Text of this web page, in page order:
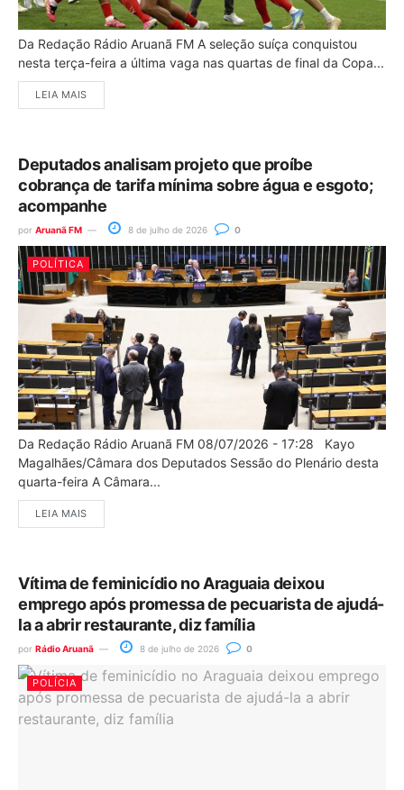
Da Redação Rádio Aruanã FM A seleção suíça conquistou
nesta terça-feira a última vaga nas quartas de final da Copa...
LEIA MAIS
Deputados analisam projeto que proíbe
cobrança de tarifa mínima sobre água e esgoto;
acompanhe
por Aruanã FM 8 de julho de 2026 0
POLÍTICA
Da Redação Rádio Aruanã FM 08/07/2026 - 17:28 Kayo
Magalhães/Câmara dos Deputados Sessão do Plenário desta
quarta-feira A Câmara...
LEIA MAIS
Vítima de feminicídio no Araguaia deixou
emprego após promessa de pecuarista de ajudá-
la a abrir restaurante, diz família
por Rádio Aruanã 8 de julho de 2026 0
POLÍCIA